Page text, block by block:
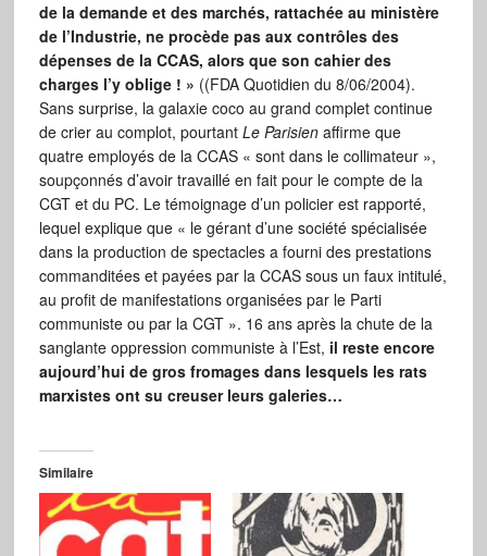
de la demande et des marchés, rattachée au ministère
de l’Industrie, ne procède pas aux contrôles des
dépenses de la CCAS, alors que son cahier des
charges l’y oblige ! » ((FDA Quotidien du 8/06/2004).
Sans surprise, la galaxie coco au grand complet continue
de crier au complot, pourtant Le Parisien affirme que
quatre employés de la CCAS « sont dans le collimateur »,
soupçonnés d’avoir travaillé en fait pour le compte de la
CGT et du PC. Le témoignage d’un policier est rapporté,
lequel explique que « le gérant d’une société spécialisée
dans la production de spectacles a fourni des prestations
commanditées et payées par la CCAS sous un faux intitulé,
au profit de manifestations organisées par le Parti
communiste ou par la CGT ». 16 ans après la chute de la
sanglante oppression communiste à l’Est, il reste encore
aujourd’hui de gros fromages dans lesquels les rats
marxistes ont su creuser leurs galeries…
Similaire